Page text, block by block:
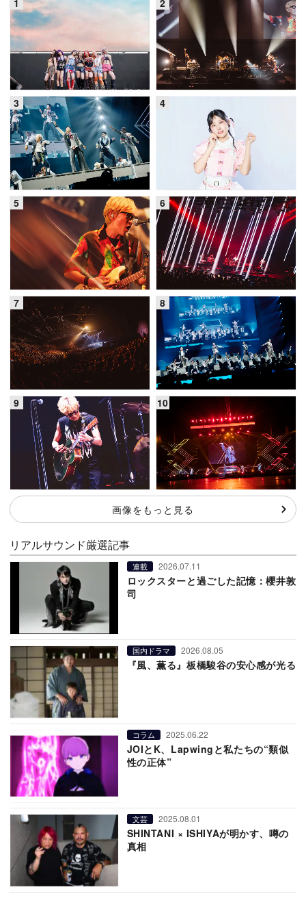
画像をもっと見る
リアルサウンド厳選記事
連載 2026.07.11
ロックスターと過ごした記憶：櫻井敦
司
国内ドラマ 2026.08.05
『風、薫る』板橋駿谷の安心感が光る
コラム 2025.06.22
JOIとK、Lapwingと私たちの“類似
性の正体”
文芸 2025.08.01
SHINTANI × ISHIYAが明かす、噂の
真相